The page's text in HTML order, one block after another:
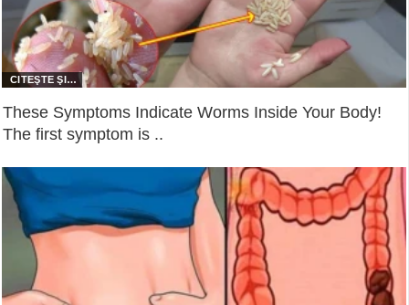
These Symptoms Indicate Worms Inside Your Body!
The first symptom is ..